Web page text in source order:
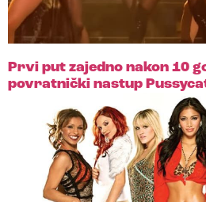
Prvi put zajedno nakon 10
povratnički nastup